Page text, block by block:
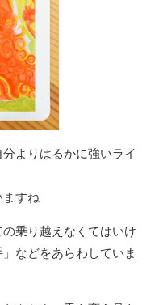
よりはるかに強いライ
すね
乗り越えなくてはいけ
などをあらわしていま